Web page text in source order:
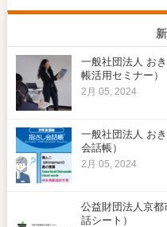
一般社団法人 お
帳活用セミナー）
2月 05, 2024
一般社団法人 お
会話帳）
2月 05, 2024
公益財団法人京
話シート）